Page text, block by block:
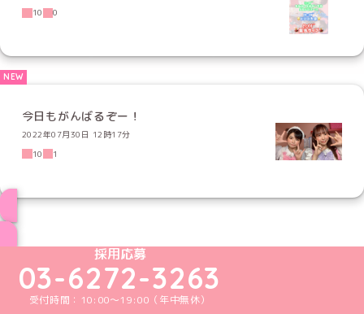
10
0
今日もがんばるぞー！
2022年07月30日 12時17分
10
1
めいどりーみんTikTok公式アカウント
めいどりーみんX公式アカウント
めいどりーみんInstagram公式アカウント
めいどりーみんFacebook公式アカウン
めいどりーみんYouTube公式アカ
採用応募
03-6272-3263
受付時間：10:00～19:00（年中無休）